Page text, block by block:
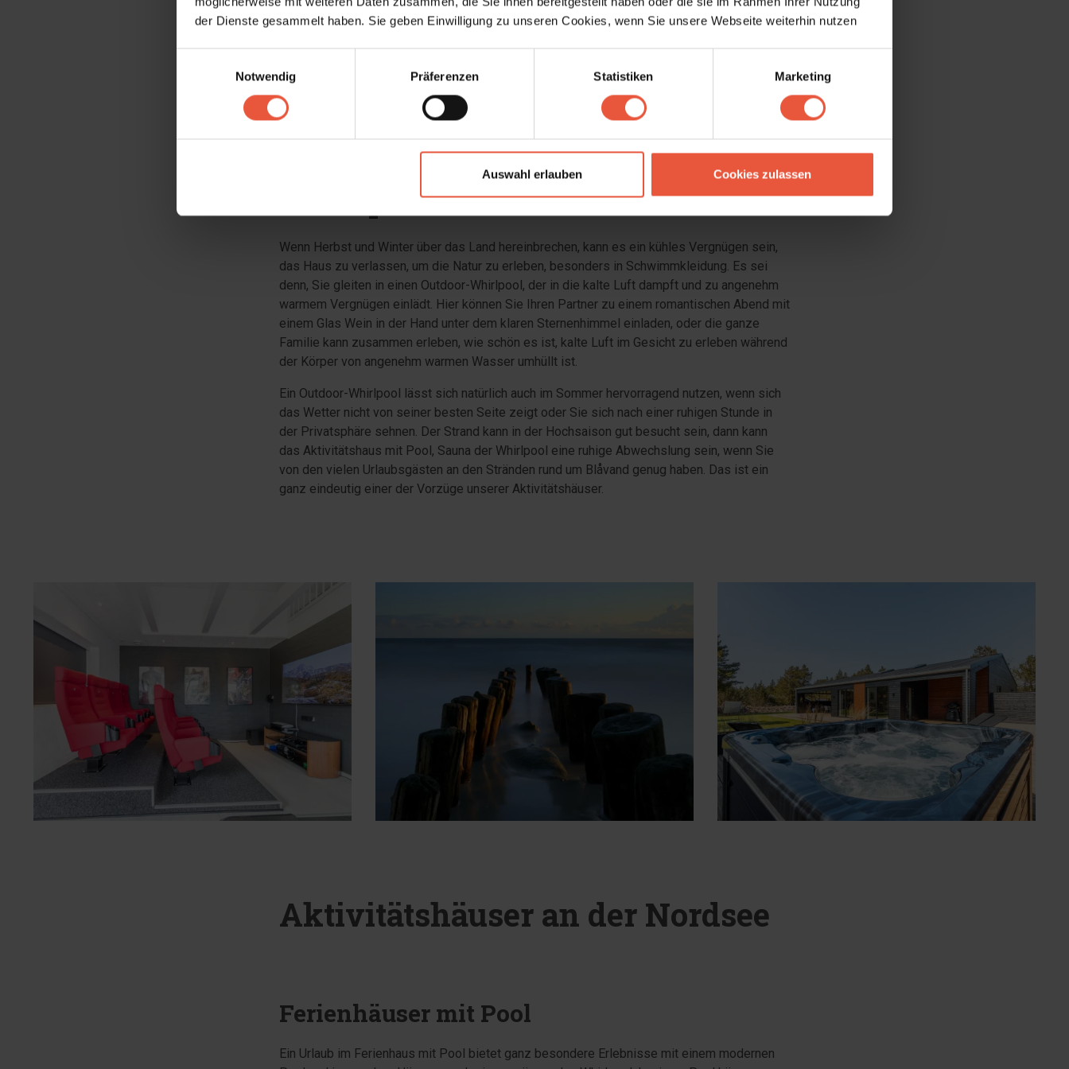
der Dienste gesammelt haben. Sie geben Einwilligung zu unseren Cookies, wenn Sie unsere Webseite weiterhin nutzen
Notwendig
Präferenzen Statistiken Marketing
Auswahl erlauben Cookies zulassen
Kulisse für lange Spaziergänge, die eine Abwechslung zu den Indoor-Aktivitäten bieten und
Aktivitäten und langen Spaziergängen am Strand.
Ferienhäuser mit Outdoor-
Whirlpool
Wenn Herbst und Winter über das Land hereinbrechen, kann es ein kühles Vergnügen sein,
das Haus zu verlassen, um die Natur zu erleben, besonders in Schwimmkleidung. Es sei
denn, Sie gleiten in einen Outdoor-Whirlpool, der in die kalte Luft dampft und zu angenehm
warmem Vergnügen einlädt. Hier können Sie Ihren Partner zu einem romantischen Abend mit
einem Glas Wein in der Hand unter dem klaren Sternenhimmel einladen, oder die ganze
Familie kann zusammen erleben, wie schön es ist, kalte Luft im Gesicht zu erleben während
der Körper von angenehm warmen Wasser umhüllt ist.
Ein Outdoor-Whirlpool lässt sich natürlich auch im Sommer hervorragend nutzen, wenn sich
das Wetter nicht von seiner besten Seite zeigt oder Sie sich nach einer ruhigen Stunde in
der Privatsphäre sehnen. Der Strand kann in der Hochsaison gut besucht sein, dann kann
das Aktivitätshaus mit Pool, Sauna der Whirlpool eine ruhige Abwechslung sein, wenn Sie
von den vielen Urlaubsgästen an den Stränden rund um Blåvand genug haben. Das ist ein
ganz eindeutig einer der Vorzüge unserer Aktivitätshäuser.
Aktivitätshäuser an der Nordsee
Ferienhäuser mit Pool
Ein Urlaub im Ferienhaus mit Pool bietet ganz besondere Erlebnisse mit einem modernen